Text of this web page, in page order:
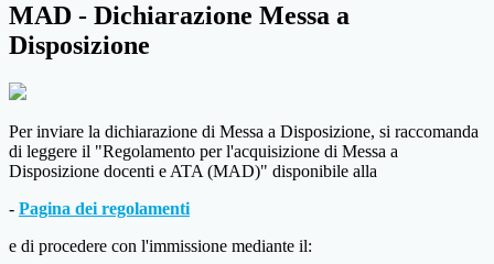
MAD - Dichiarazione Messa a
Disposizione
Per inviare la dichiarazione di Messa a Disposizione, si raccomanda
di leggere il "Regolamento per l'acquisizione di Messa a
Disposizione docenti e ATA (MAD)" disponibile alla
- Pagina dei regolamenti
e di procedere con l'immissione mediante il: